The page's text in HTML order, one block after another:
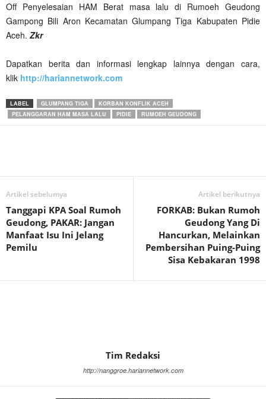
Off Penyelesaian HAM Berat masa lalu di Rumoeh Geudong
Gampong Bili Aron Kecamatan Glumpang Tiga Kabupaten Pidie
Aceh. Zkr
Dapatkan berita dan informasi lengkap lainnya dengan cara,
klik http://hariannetwork.com
LABEL GLUMPANG TIGA
KORBAN KONFLIK ACEH
PELANGGARAN HAM MASA LALU
PIDIE RUMOEH GEUDONG
Artikel sebelumya
Tanggapi KPA Soal Rumoh
Geudong, PAKAR: Jangan
Manfaat Isu Ini Jelang
Pemilu
Artikel berikutnya
FORKAB: Bukan Rumoh
Geudong Yang Di
Hancurkan, Melainkan
Pembersihan Puing-Puing
Sisa Kebakaran 1998
Tim Redaksi
http://nanggroe.hariannetwork.com